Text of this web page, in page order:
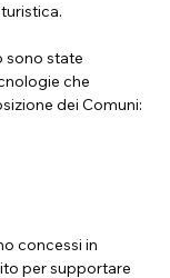
sono state
che
dei Comuni:
concessi in
per supportare